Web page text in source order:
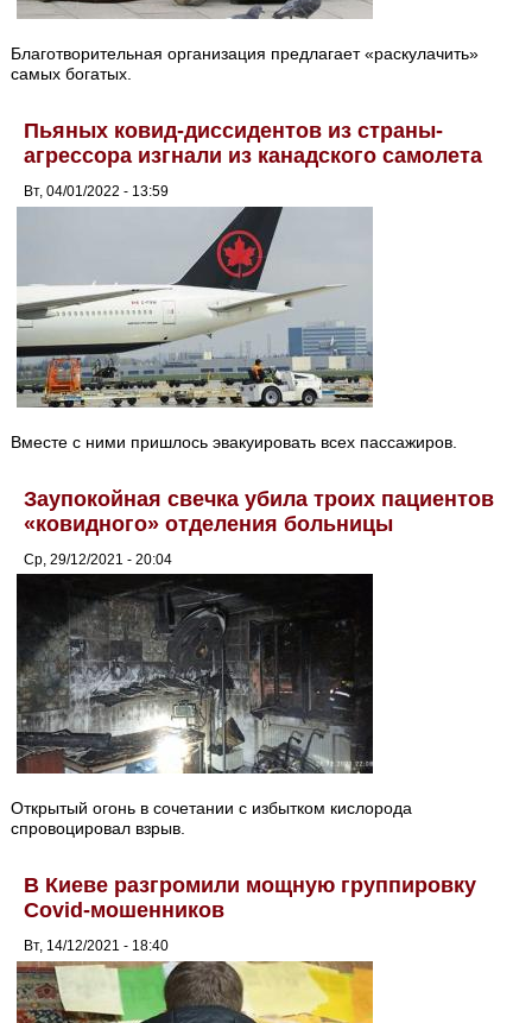
Благотворительная организация предлагает «раскулачить»
самых богатых.
Пьяных ковид-диссидентов из страны-
агрессора изгнали из канадского самолета
Вт, 04/01/2022 - 13:59
Вместе с ними пришлось эвакуировать всех пассажиров.
Заупокойная свечка убила троих пациентов
«ковидного» отделения больницы
Ср, 29/12/2021 - 20:04
Открытый огонь в сочетании с избытком кислорода
спровоцировал взрыв.
В Киеве разгромили мощную группировку
Covid-мошенников
Вт, 14/12/2021 - 18:40